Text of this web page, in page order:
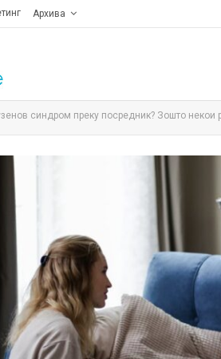
Архива
синдром преку посредник? Зошто некои